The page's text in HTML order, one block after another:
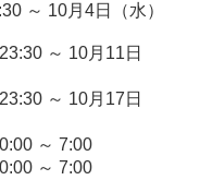
～ 10月4日（水）
～ 10月11日
～ 10月17日
～ 7:00
～ 7:00